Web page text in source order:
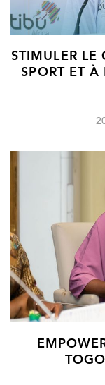
STIMULER LE
SPORT ET